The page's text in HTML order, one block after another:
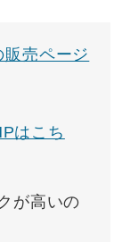
売ページ
はこち
が高いの